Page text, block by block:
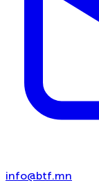
info@btf.mn